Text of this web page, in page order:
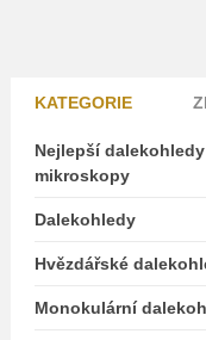
KATEGORIE
Nejlepší
mikroskopy
Dalekohledy
Hvězdářské
Monokulární